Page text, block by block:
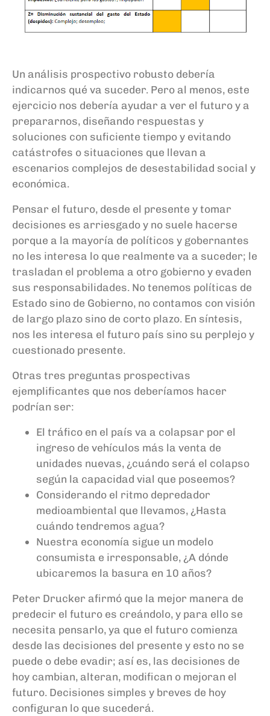
Un análisis prospectivo robusto debería
indicarnos qué va suceder. Pero al menos, este
ejercicio nos debería ayudar a ver el futuro y a
prepararnos, diseñando respuestas y
soluciones con suficiente tiempo y evitando
catástrofes o situaciones que llevan a
escenarios complejos de desestabilidad social y
económica.
Pensar el futuro, desde el presente y tomar
decisiones es arriesgado y no suele hacerse
porque a la mayoría de políticos y gobernantes
no les interesa lo que realmente va a suceder; le
trasladan el problema a otro gobierno y evaden
sus responsabilidades. No tenemos políticas de
Estado sino de Gobierno, no contamos con visión
de largo plazo sino de corto plazo. En síntesis,
nos les interesa el futuro país sino su perplejo y
cuestionado presente.
Otras tres preguntas prospectivas
ejemplificantes que nos deberíamos hacer
podrían ser:
El tráfico en el país va a colapsar por el
ingreso de vehículos más la venta de
unidades nuevas, ¿cuándo será el colapso
según la capacidad vial que poseemos?
Considerando el ritmo depredador
medioambiental que llevamos, ¿Hasta
cuándo tendremos agua?
Nuestra economía sigue un modelo
consumista e irresponsable, ¿A dónde
ubicaremos la basura en 10 años?
Peter Drucker afirmó que la mejor manera de
predecir el futuro es creándolo, y para ello se
necesita pensarlo, ya que el futuro comienza
desde las decisiones del presente y esto no se
puede o debe evadir; así es, las decisiones de
hoy cambian, alteran, modifican o mejoran el
futuro. Decisiones simples y breves de hoy
configuran lo que sucederá.